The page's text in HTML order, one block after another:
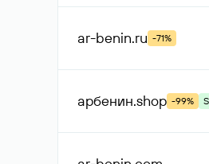
ar-benin.ru -71%
арбенин.shop -99%